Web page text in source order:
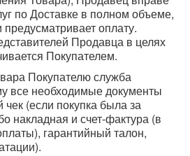
по Доставке в полном объеме,
оплату.
Продавца в целях
Покупателем.
Покупателю служба
все необходимые документы
(если покупка была за
накладная и счет-фактура (в
гарантийный талон,